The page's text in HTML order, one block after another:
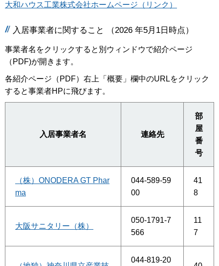
大和ハウス工業株式会社ホームページ（リンク）
入居事業者に関すること （2026 年5月1日時点）
事業者名をクリックすると別ウィンドウで紹介ページ
（PDF)が開きます。
各紹介ページ（PDF）右上「概要」欄中のURLをクリック
すると事業者HPに飛びます。
入居事業者名 連絡先
部
屋
番
号
（株）ONODERA GT Phar
ma
044-589-59
00
41
8
大阪サニタリー（株）
050-1791-7
566
11
7
044-819-20